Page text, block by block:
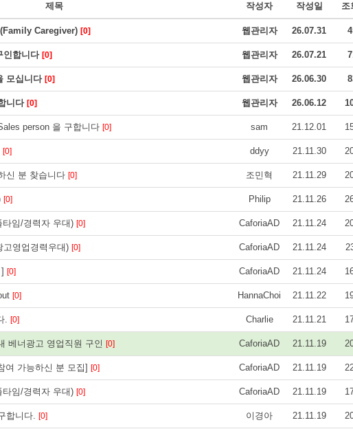
제목 작성자 작성일 조
Caregiver) [0] 웹관리자 26.07.31
인합니다 [0] 웹관리자 26.07.21
모십니다 [0] 웹관리자 26.06.30
니다 [0] 웹관리자 26.06.12
person 을 구합니다 [0] sam 21.12.01
[0] ddyy 21.11.30
신 분 찾습니다 [0] 조민혁 21.11.29
[0] Philip 21.11.26
임/경력자 우대) [0] CaforiaAD 21.11.24
고영업경력우대) [0] CaforiaAD 21.11.24
[0] CaforiaAD 21.11.24
[0] HannaChoi 21.11.22
. [0] Charlie 21.11.21
베너광고 영업직원 구인 [0] CaforiaAD 21.11.19
여 가능하신 분 모집] [0] CaforiaAD 21.11.19
임/경력자 우대) [0] CaforiaAD 21.11.19
합니다. [0] 이경아 21.11.19